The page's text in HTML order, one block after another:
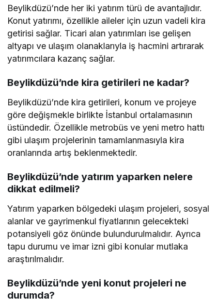
Beylikdüzü’nde her iki yatırım türü de avantajlıdır.
Konut yatırımı, özellikle aileler için uzun vadeli kira
getirisi sağlar. Ticari alan yatırımları ise gelişen
altyapı ve ulaşım olanaklarıyla iş hacmini artırarak
yatırımcılara kazanç sağlar.
Beylikdüzü’nde kira getirileri ne kadar?
Beylikdüzü’nde kira getirileri, konum ve projeye
göre değişmekle birlikte İstanbul ortalamasının
üstündedir. Özellikle metrobüs ve yeni metro hattı
gibi ulaşım projelerinin tamamlanmasıyla kira
oranlarında artış beklenmektedir.
Beylikdüzü’nde yatırım yaparken nelere
dikkat edilmeli?
Yatırım yaparken bölgedeki ulaşım projeleri, sosyal
alanlar ve gayrimenkul fiyatlarının gelecekteki
potansiyeli göz önünde bulundurulmalıdır. Ayrıca
tapu durumu ve imar izni gibi konular mutlaka
araştırılmalıdır.
Beylikdüzü’nde yeni konut projeleri ne
durumda?